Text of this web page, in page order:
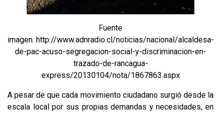
Fuente
imagen: http://www.adnradio.cl/noticias/nacional/alcaldesa-
de-pac-acuso-segregacion-social-y-discriminacion-en-
trazado-de-rancagua-
express/20130104/nota/1867863.aspx
A pesar de que cada movimiento ciudadano surgió desde la
escala local por sus propias demandas y necesidades, en